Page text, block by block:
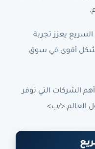
يعزز تجربة
أقوى في سوق
الشركات التي توفر
العالم.</ب>